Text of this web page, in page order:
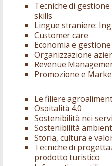
Tecniche di
skills
Lingue straniere:
Customer care
Economia e gestione
Organizzazione
Revenue
Promozione e
Le filiere
Ospitalità 4.0
Sostenibilità nei
Sostenibilità
Storia, cultura e
Tecniche di
prodotto turistico